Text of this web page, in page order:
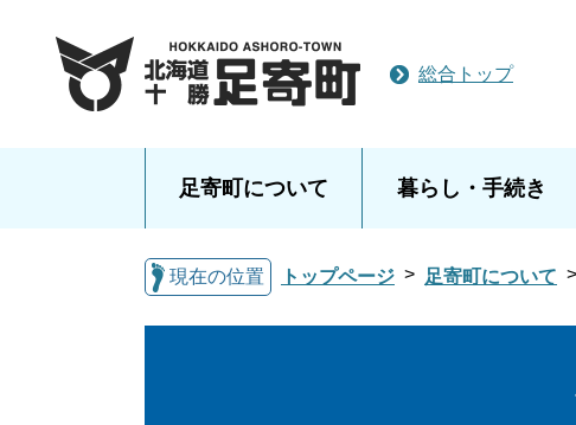
総合トップ
足寄町について 暮らし・手続き
現在の位置 トップページ 足寄町について